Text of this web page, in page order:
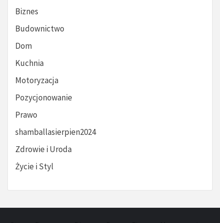
Biznes
Budownictwo
Dom
Kuchnia
Motoryzacja
Pozycjonowanie
Prawo
shamballasierpien2024
Zdrowie i Uroda
Życie i Styl